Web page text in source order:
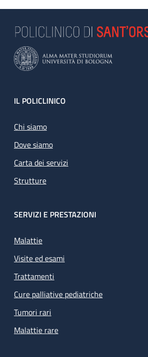
Footer
IL POLICLINICO
Chi siamo
Dove siamo
Carta dei servizi
Strutture
SERVIZI E PRESTAZIONI
Malattie
Visite ed esami
Trattamenti
Cure palliative pediatriche
Tumori rari
Malattie rare